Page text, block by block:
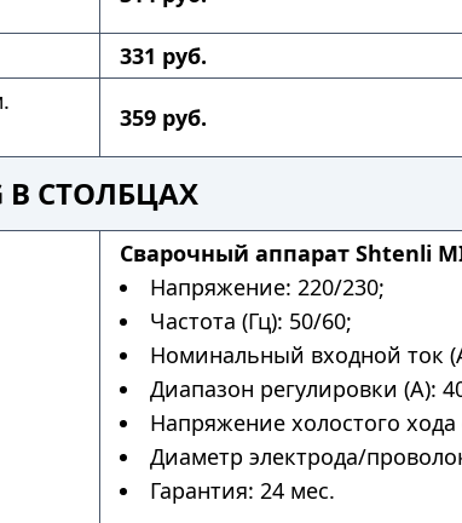
331 руб.
359 руб.
В СТОЛБЦАХ
Сварочный аппарат Shtenli
Напряжение: 220/230;
Частота (Гц): 50/60;
Номинальный входной ток
Диапазон регулировки (А):
Напряжение холостого хода
Диаметр электрода/
Гарантия: 24 мес.